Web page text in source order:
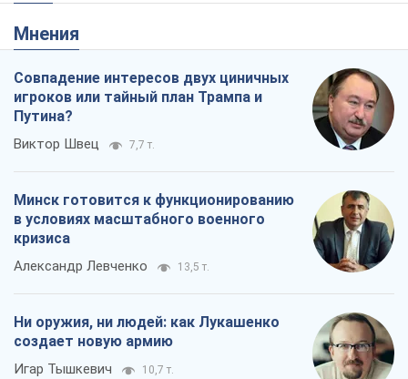
Мнения
Совпадение интересов двух циничных
игроков или тайный план Трампа и
Путина?
Виктор Швец 7,7 т.
Минск готовится к функционированию
в условиях масштабного военного
кризиса
Александр Левченко 13,5 т.
Ни оружия, ни людей: как Лукашенко
создает новую армию
Игар Тышкевич 10,7 т.